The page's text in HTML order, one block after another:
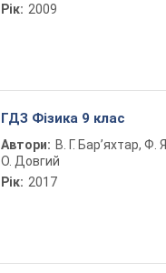
Рік: 2009
ГДЗ Фізика 9 клас
Автори: В. Г. Бар’яхтар, Ф.
О. Довгий
Рік: 2017